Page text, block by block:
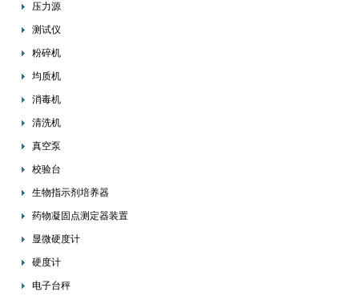
压力源
测试仪
粉碎机
均质机
消毒机
清洗机
真空泵
校验台
生物指示剂培养器
药物凝固点测定器装置
显微硬度计
硬度计
电子台秤